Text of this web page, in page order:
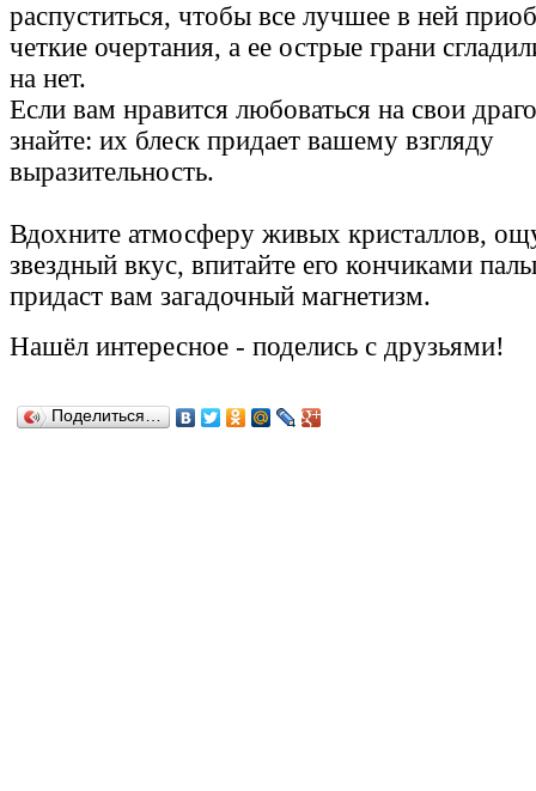
распуститься, чтобы все лучшее в ней
четкие очертания, а ее острые грани
на нет.
Если вам нравится любоваться на свои
знайте: их блеск придает вашему взгляду
выразительность.
Вдохните атмосферу живых кристаллов,
звездный вкус, впитайте его кончиками
придаст вам загадочный магнетизм.
Нашёл интересное - поделись с друзьями!
Поделиться…